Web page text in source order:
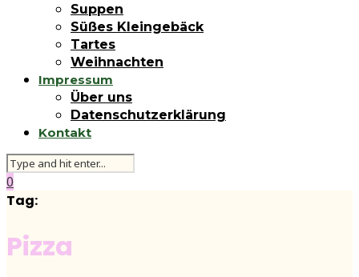
Suppen
Süßes Kleingebäck
Tartes
Weihnachten
Impressum
Über uns
Datenschutzerklärung
Kontakt
0
Tag:
Pizza